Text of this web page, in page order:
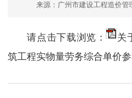
来源：广州市建设工程造价管
请点击下载浏览：
关
筑工程实物量劳务综合单价